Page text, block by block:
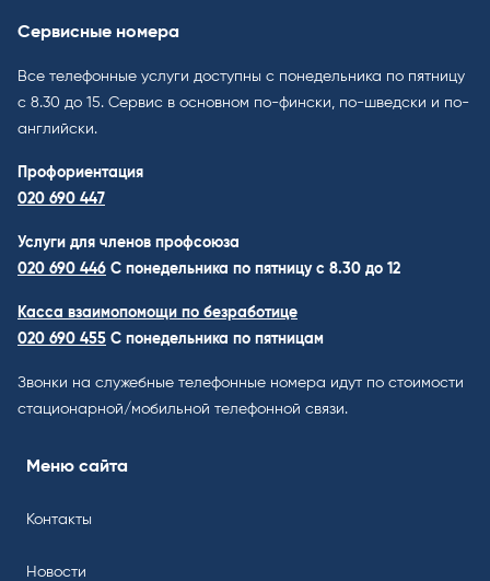
Сервисные номера
Все телефонные услуги доступны с понедельника по пятницу
с 8.30 до 15. Cервис в основном по-фински, по-шведски и по-
английски.
Профориентация
020 690 447
Услуги для членов профсоюза
020 690 446 C понедельника по пятницу с 8.30 до 12
Касса взаимопомощи по безработице
020 690 455 С понедельника по пятницам
Звонки на служебные телефонные номера идут по стоимости
стационарной/мобильной телефонной связи.
Меню сайта
Контакты
Новости